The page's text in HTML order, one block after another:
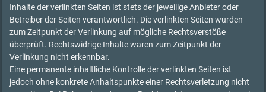
Inhalte der verlinkten Seiten ist stets der jeweilige Anbieter oder
Betreiber der Seiten verantwortlich. Die verlinkten Seiten wurden
zum Zeitpunkt der Verlinkung auf mögliche Rechtsverstöße
überprüft. Rechtswidrige Inhalte waren zum Zeitpunkt der
Verlinkung nicht erkennbar.
Eine permanente inhaltliche Kontrolle der verlinkten Seiten ist
jedoch ohne konkrete Anhaltspunkte einer Rechtsverletzung nicht